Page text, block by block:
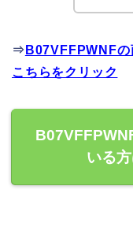
⇒ B07VFFPWNFの
こちらをクリック
いる